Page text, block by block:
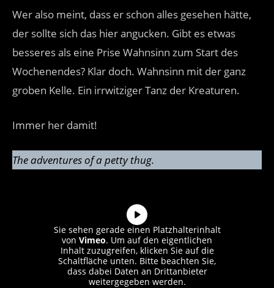
Wer also meint, dass er schon alles gesehen hätte,
der sollte sich das hier angucken. Gibt es etwas
besseres als eine Prise Wahnsinn zum Start des
Wochenendes? Klar doch. Wahnsinn mit der ganz
groben Kelle. Ein irrwitziger Tanz der Kreaturen.
Immer her damit!
The adventures of a petty thug.
Sie sehen gerade einen Platzhalterinhalt
von Vimeo. Um auf den eigentlichen
Inhalt zuzugreifen, klicken Sie auf die
Schaltfläche unten. Bitte beachten Sie,
dass dabei Daten an Drittanbieter
weitergegeben werden.